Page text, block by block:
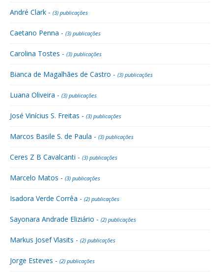
André Clark - (3) publicações
Caetano Penna - (3) publicações
Carolina Tostes - (3) publicações
Bianca de Magalhães de Castro - (3) publicações
Luana Oliveira - (3) publicações
José Vinícius S. Freitas - (3) publicações
Marcos Basile S. de Paula - (3) publicações
Ceres Z B Cavalcanti - (3) publicações
Marcelo Matos - (3) publicações
Isadora Verde Corrêa - (2) publicações
Sayonara Andrade Eliziário - (2) publicações
Markus Josef Vlasits - (2) publicações
Jorge Esteves - (2) publicações